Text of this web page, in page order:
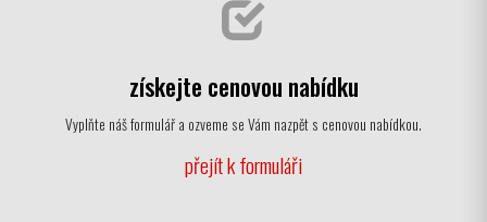
získejte cenovou nabídku
Vyplňte náš formulář a ozveme se Vám nazpět s cenovou nabídkou.
přejít k formuláři